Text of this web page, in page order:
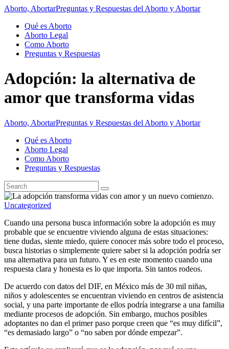
Aborto, AbortarPreguntas y Respuestas del Aborto y Abortar
Qué es Aborto
Aborto Legal
Como Aborto
Preguntas y Respuestas
Adopción: la alternativa de
amor que transforma vidas
Aborto, AbortarPreguntas y Respuestas del Aborto y Abortar
Qué es Aborto
Aborto Legal
Como Aborto
Preguntas y Respuestas
Uncategorized
Cuando una persona busca información sobre la adopción es muy
probable que se encuentre viviendo alguna de estas situaciones:
tiene dudas, siente miedo, quiere conocer más sobre todo el proceso,
busca historias o simplemente quiere saber si la adopción podría ser
una alternativa para un futuro. Y es en este momento cuando una
respuesta clara y honesta es lo que importa. Sin tantos rodeos.
De acuerdo con datos del DIF, en México más de 30 mil niñas,
niños y adolescentes se encuentran viviendo en centros de asistencia
social, y una parte importante de ellos podría integrarse a una familia
mediante procesos de adopción. Sin embargo, muchos posibles
adoptantes no dan el primer paso porque creen que “es muy difícil”,
“es demasiado largo” o “no saben por dónde empezar”.